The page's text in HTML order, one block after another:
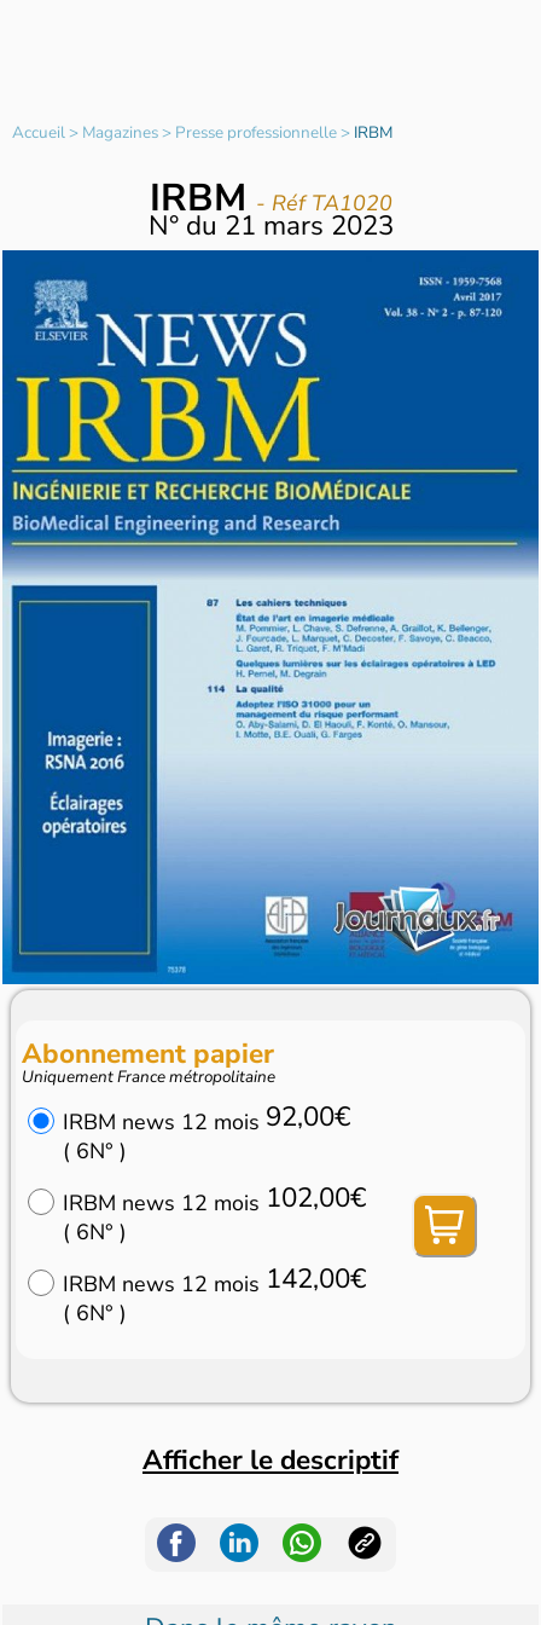
Accueil> Magazines> Presse professionnelle> IRBM
IRBM - Réf TA1020
N° du 21 mars 2023
Abonnement papier
Uniquement France métropolitaine
IRBM news 12 mois
( 6N° )
92,00€
IRBM news 12 mois
( 6N° )
102,00€
IRBM news 12 mois
( 6N° )
142,00€
Afficher le descriptif